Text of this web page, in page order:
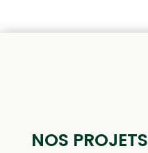
NOS PROJETS